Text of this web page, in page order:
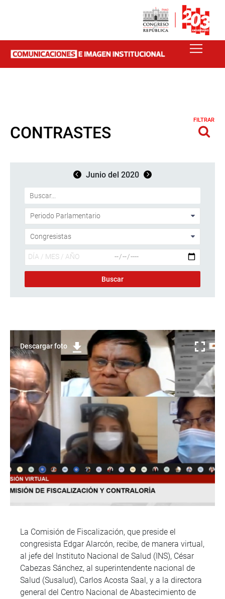
CONTRASTES
FILTRAR
Junio del 2020
Descargar foto
La Comisión de Fiscalización, que preside el
congresista Edgar Alarcón, recibe, de manera virtual,
al jefe del Instituto Nacional de Salud (INS), César
Cabezas Sánchez, al superintendente nacional de
Salud (Susalud), Carlos Acosta Saal, y a la directora
general del Centro Nacional de Abastecimiento de